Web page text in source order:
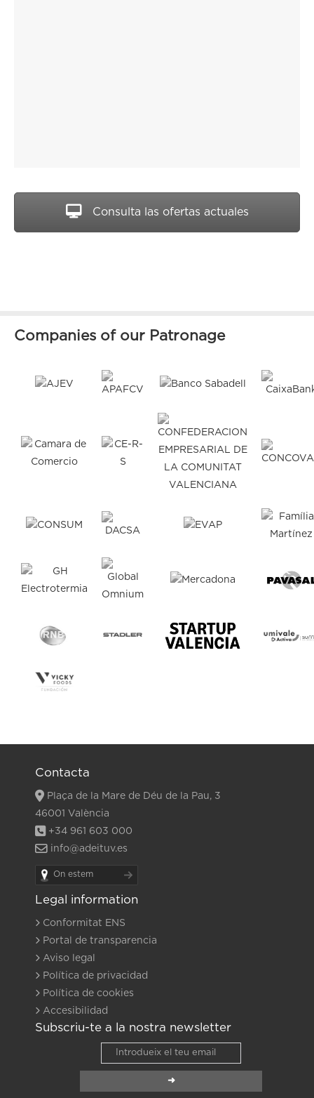
Consulta las ofertas actuales
Companies of our Patronage
Contacta
Plaça de la Mare de Déu de la Pau, 3
46001 València
+34 961 603 000
info@adeituv.es
On estem
Legal information
Conformitat ENS
Portal de transparencia
Aviso legal
Política de privacidad
Política de cookies
Accesibilidad
Subscriu-te a la nostra newsletter